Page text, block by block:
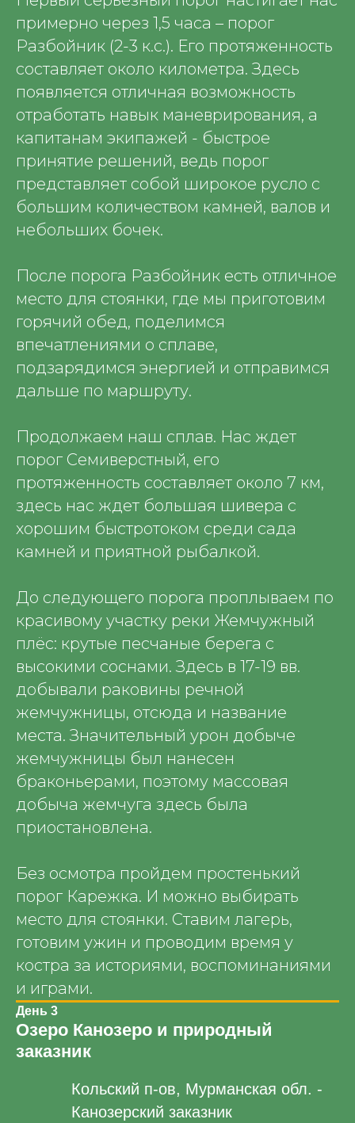
примерно через 1,5 часа – порог
Разбойник (2-3 к.с.). Его протяженность
составляет около километра. Здесь
появляется отличная возможность
отработать навык маневрирования, а
капитанам экипажей - быстрое
принятие решений, ведь порог
представляет собой широкое русло с
большим количеством камней, валов и
небольших бочек.
После порога Разбойник есть отличное
место для стоянки, где мы приготовим
горячий обед, поделимся
впечатлениями о сплаве,
подзарядимся энергией и отправимся
дальше по маршруту.
Продолжаем наш сплав. Нас ждет
порог Семиверстный, его
протяженность составляет около 7 км,
здесь нас ждет большая шивера с
хорошим быстротоком среди сада
камней и приятной рыбалкой.
До следующего порога проплываем по
красивому участку реки Жемчужный
плёс: крутые песчаные берега с
высокими соснами. Здесь в 17-19 вв.
добывали раковины речной
жемчужницы, отсюда и название
места. Значительный урон добыче
жемчужницы был нанесен
браконьерами, поэтому массовая
добыча жемчуга здесь была
приостановлена.
Без осмотра пройдем простенький
порог Карежка. И можно выбирать
место для стоянки. Ставим лагерь,
готовим ужин и проводим время у
костра за историями, воспоминаниями
и играми.
День 3
Озеро Канозеро и природный
заказник
Кольский п-ов, Мурманская обл. -
Канозерский заказник